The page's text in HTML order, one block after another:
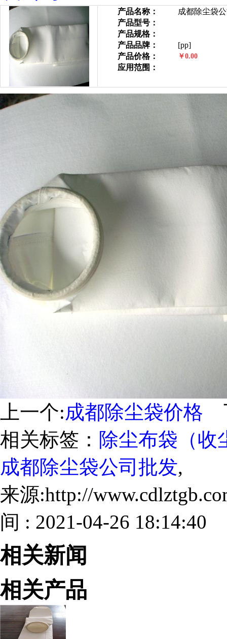
产品名称：
成都除尘袋
产品型号：
产品规格：
产品品牌：
[pp]
产品价格：
￥0.00
应用范围：
上一个:成都除尘袋价格
相关标签： 除尘布袋（收
成都除尘袋公司批发,
来源:http://
间 : 2021-04-26 18:14:40
相关新闻
相关产品